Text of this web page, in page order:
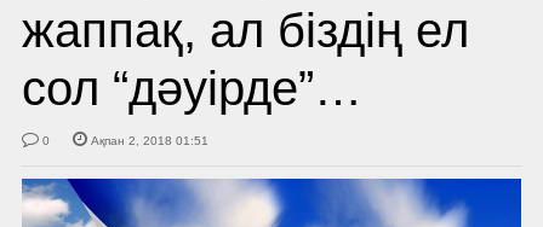
жаппақ, ал біздің ел
сол “дәуірде”…
0 Ақпан 2, 2018 01:51